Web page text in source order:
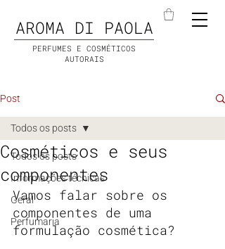
AROMA DI PAOLA
PERFUMES E COSMÉTICOS
AUTORAIS
Post
Todos os posts
Informações técnicas
Geral
Perfumaria
Todos os posts
Cosméticos e seus
componentes
Vamos falar sobre os
componentes de uma
formulação cosmética?